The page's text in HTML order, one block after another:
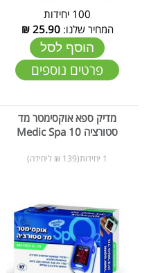
100 יחידות
המחיר שלנו:25.90
₪
הוסף לסל
פרטים נוספים
מדיק ספא אוקסימטר מד
סטורציה 10 Medic Spa
1 יחידות(139 ₪ ליחידה)